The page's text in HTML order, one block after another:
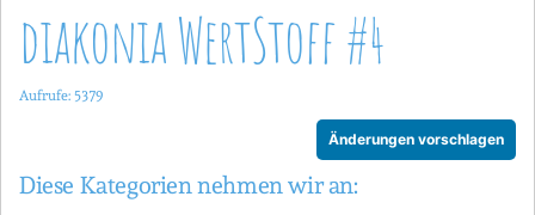
diakonia WertStoff #4
Aufrufe: 5379
Änderungen vorschlagen
Diese Kategorien nehmen wir an: